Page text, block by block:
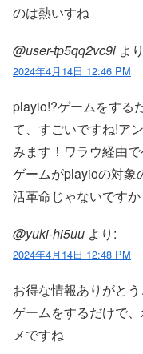
のは熱いすね
@user-tp5qq2vc9i よ
2024年4月14日 12:46 PM
playio!?ゲームをする
て、すごいですね!ア
みます！ワラウ経由
ゲームがplayioの対象
活革命じゃないです
@yuki-hi5uu より:
2024年4月14日 12:48 PM
お得な情報ありがと
ゲームをするだけで
メですね